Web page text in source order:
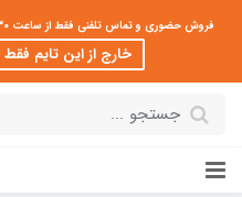
فروش حضوری و تماس تلفنی فقط از ساعت 11:30 صبح تا 2 عصر و 3 تا 8 شب امکان پذیر است
خارج از این تایم